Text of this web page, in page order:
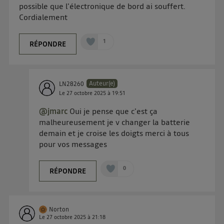
possible que l'électronique de bord ai souffert.
Cordialement
RÉPONDRE 1
LN28260 Auteur(e)
Le27 octobre 2025 à 19:51
@jmarc Oui je pense que c'est ça
malheureusement je v changer la batterie
demain et je croise les doigts merci à tous
pour vos messages
RÉPONDRE 0
Norton
Le27 octobre 2025 à21:18
uniquement sur la navigation de l'utilisateur du mobile.
Vous pouvez à tout moment retirer ce consentement
surle portail d’Utiq
« gérer Utiq » en bas de ce site. Pour plus
d'informations, veuillez consulter
d'Utiq